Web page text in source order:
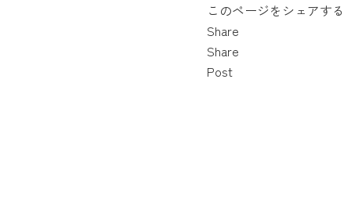
このページをシェアする
Share
Share
Post